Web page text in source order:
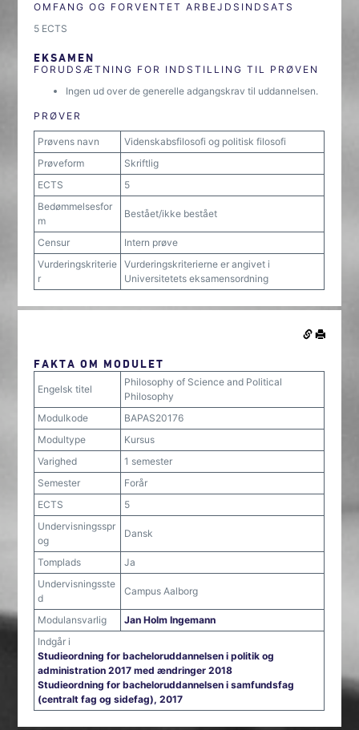
OMFANG OG FORVENTET ARBEJDSINDSATS
5 ECTS
EKSAMEN
FORUDSÆTNING FOR INDSTILLING TIL PRØVEN
Ingen ud over de generelle adgangskrav til uddannelsen.
PRØVER
Prøvens navn
Videnskabsfilosofi og politisk filosofi
Prøveform
Skriftlig
ECTS
5
Bedømmelsesfor
m
Bestået/ikke bestået
Censur
Intern prøve
Vurderingskriterie
r
Vurderingskriterierne er angivet i
Universitetets eksamensordning
FAKTA OM MODULET
Engelsk titel
Philosophy of Science and Political
Philosophy
Modulkode
BAPAS20176
Modultype
Kursus
Varighed
1 semester
Semester
Forår
ECTS
5
Undervisningsspr
og
Dansk
Tomplads
Ja
Undervisningsste
d
Campus Aalborg
Modulansvarlig
Jan Holm Ingemann
Indgår i
Studieordning for bacheloruddannelsen i politik og
administration 2017 med ændringer 2018
Studieordning for bacheloruddannelsen i samfundsfag
(centralt fag og sidefag), 2017